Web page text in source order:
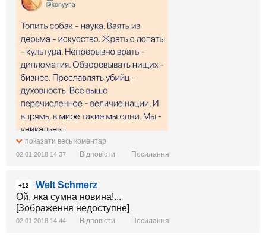
показати весь коментар
02.01.2018 14:37 Відповісти Посилання
+12
Welt Schmerz
Ой, яка сумна новина!...
[Зображення недоступне]
02.01.2018 14:44 Відповісти Посилання